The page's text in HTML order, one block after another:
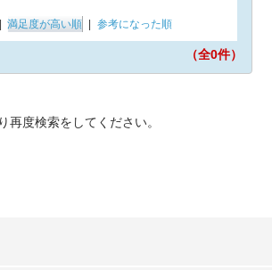
満足度が高い順 参考になった順
（全0件）
再度検索をしてください。